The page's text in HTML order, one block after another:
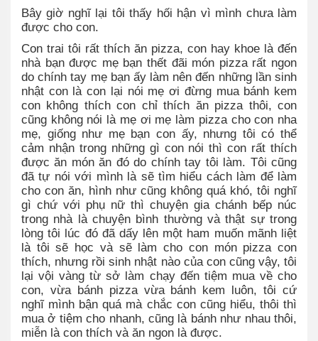
Bây giờ nghĩ lại tôi thấy hối hận vì mình chưa làm
được cho con.
Con trai tôi rất thích ăn pizza, con hay khoe là đến
nhà bạn được mẹ bạn thết đãi món pizza rất ngon
do chính tay mẹ bạn ấy làm nên đến những lần sinh
nhật con là con lại nói mẹ ơi đừng mua bánh kem
con không thích con chỉ thích ăn pizza thôi, con
cũng không nói là mẹ ơi mẹ làm pizza cho con nha
mẹ, giống như mẹ bạn con ấy, nhưng tôi có thể
cảm nhận trong những gì con nói thì con rất thích
được ăn món ăn đó do chính tay tôi làm. Tôi cũng
đã tự nói với mình là sẽ tìm hiểu cách làm để làm
cho con ăn, hình như cũng không quá khó, tôi nghĩ
gì chứ với phụ nữ thì chuyện gia chánh bếp núc
trong nhà là chuyện bình thường và thật sự trong
lòng tôi lúc đó đã dấy lên một ham muốn mãnh liệt
là tôi sẽ học và sẽ làm cho con món pizza con
thích, nhưng rồi sinh nhật nào của con cũng vậy, tôi
lại vội vàng từ sở làm chạy đến tiệm mua về cho
con, vừa bánh pizza vừa bánh kem luôn, tôi cứ
nghĩ mình bận quá mà chắc con cũng hiểu, thôi thì
mua ở tiệm cho nhanh, cũng là bánh như nhau thôi,
miễn là con thích và ăn ngon là được.